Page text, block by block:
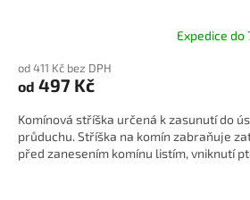
Expedice do
od 411 Kč bez DPH
od 497 Kč
Komínová stříška určená k zasunutí do
průduchu. Stříška na komín zabraňuje
před zanesením komínu listím, vniknutí